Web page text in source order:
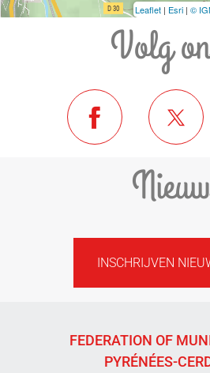
Leaflet | Esri | ©
Volg
INSCHRIJVEN
FEDERATION OF
PYRÉNÉES-